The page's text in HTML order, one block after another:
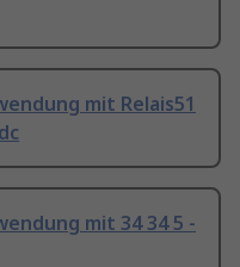
mit Relais51
mit 34 34 5 -